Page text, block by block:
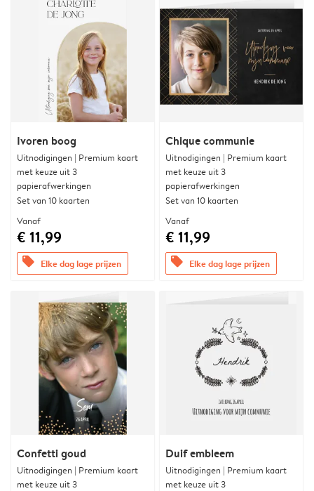
Ivoren boog
Uitnodigingen | Premium kaart
met keuze uit 3
papierafwerkingen
Set van 10 kaarten
Vanaf
€ 11,99
offers Elke dag lage prijzen
Chique communie
Uitnodigingen | Premium kaart
met keuze uit 3
papierafwerkingen
Set van 10 kaarten
Vanaf
€ 11,99
offers Elke dag lage prijzen
Confetti goud
Uitnodigingen | Premium kaart
met keuze uit 3
Duif embleem
Uitnodigingen | Premium kaart
met keuze uit 3